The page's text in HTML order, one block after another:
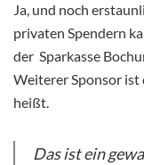
Ja, und noch
privaten Spendern
der Sparkasse
Weiterer Sponsor ist
heißt.
Das ist ein